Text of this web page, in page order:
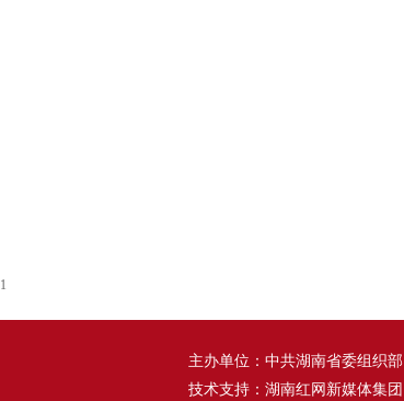
1
主办单位：中共湖南省委组织部
技术支持：湖南红网新媒体集团